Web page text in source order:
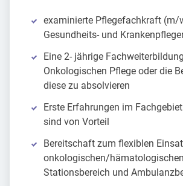
examinierte Pflegefachkraft (m/
Gesundheits- und
Eine 2- jährige
Onkologischen Pflege oder die
diese zu absolvieren
Erste Erfahrungen im
sind von Vorteil
Bereitschaft zum flexiblen
onkologischen/hämatologischen
Stationsbereich und